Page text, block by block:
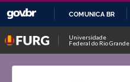
COMUNICA BR
Universidade
Federal do Rio Grande